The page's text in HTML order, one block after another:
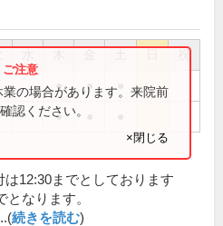
祝
● ●
●
の場合があります。来院前
認ください。
×閉じる
は12:30までとしております
となります。
続きを読む)